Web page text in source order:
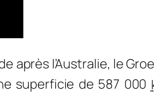
après l’Australie, le
superficie de 587 000